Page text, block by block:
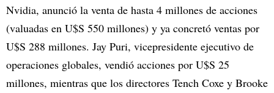
Nvidia, anunció la venta de hasta 4 millones de acciones
(valuadas en U$S 550 millones) y ya concretó ventas por
U$S 288 millones. Jay Puri, vicepresidente ejecutivo de
operaciones globales, vendió acciones por U$S 25
millones, mientras que los directores Tench Coxe y Brooke